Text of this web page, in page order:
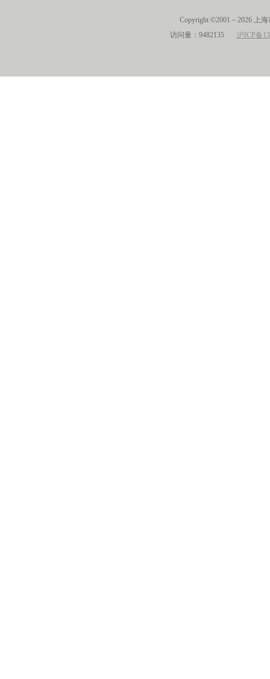
Copyright ©2001－2026 上
访问量：9482135 沪ICP备